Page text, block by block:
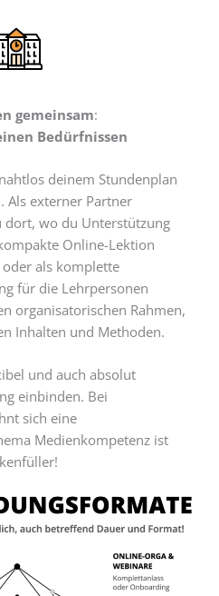
gemeinsam:
Bedürfnissen
deinem Stundenplan
Als externer Partner
dort, wo du Unterstützung
Online-Lektion
als komplette
für die Lehrpersonen
organisatorischen Rahmen,
Inhalten und Methoden.
und auch absolut
einbinden. Bei
sich eine
Medienkompetenz ist